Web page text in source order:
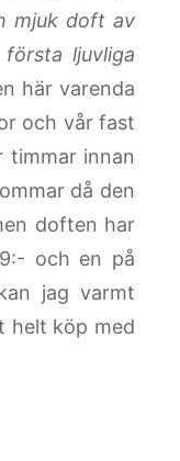
mjuk doft av
ljuvliga
här varenda
och vår fast
innan
då den
doften har
och en på
jag varmt
helt köp med